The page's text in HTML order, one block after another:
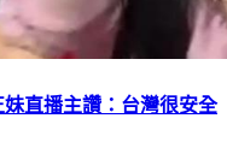
直播主讚：台灣很安全